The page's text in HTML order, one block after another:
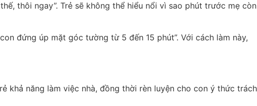
thôi ngay”. Trẻ sẽ không thể hiểu nổi vì sao phút trước mẹ còn
đứng úp mặt góc tường từ 5 đến 15 phút”. Với cách làm này,
khả năng làm việc nhà, đồng thời rèn luyện cho con ý thức trách